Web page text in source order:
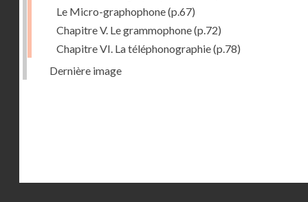
Le Micro-graphophone(p.67)
Chapitre V. Le grammophone(p.72)
Chapitre VI. La téléphonographie(p.78)
Dernière image